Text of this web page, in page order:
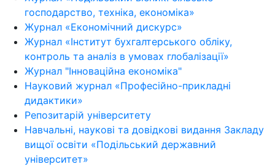
господарство, техніка, економіка»
Журнал «Економічний дискурс»
Журнал «Інститут бухгалтерського обліку,
контроль та аналіз в умовах глобалізації»
Журнал "Інноваційна економіка"
Науковий журнал «Професійно-прикладні
дидактики»
Репозитарій університету
Навчальні, наукові та довідкові видання Закладу
вищої освіти «Подільський державний
університет»